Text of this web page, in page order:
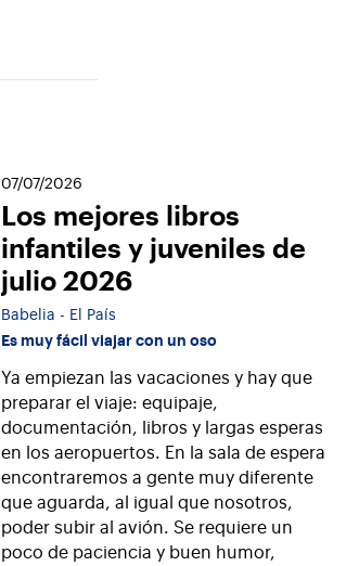
07/07/2026
Los mejores libros
infantiles y juveniles de
julio 2026
Babelia - El País
Es muy fácil viajar con un oso
Ya empiezan las vacaciones y hay que
preparar el viaje: equipaje,
documentación, libros y largas esperas
en los aeropuertos. En la sala de espera
encontraremos a gente muy diferente
que aguarda, al igual que nosotros,
poder subir al avión. Se requiere un
poco de paciencia y buen humor,